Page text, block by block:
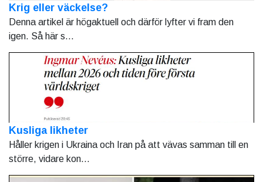
Krig eller väckelse?
Denna artikel är högaktuell och därför lyfter vi fram den
igen. Så här s...
Kusliga likheter
Håller krigen i Ukraina och Iran på att vävas samman till en
större, vidare kon...